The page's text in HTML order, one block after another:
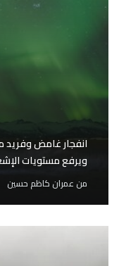
انفجار غامض
ويرفع مستويات
من عمران كاظم حسين